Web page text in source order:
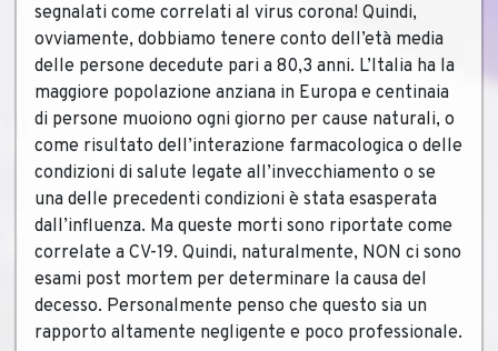
segnalati come correlati al virus corona! Quindi,
ovviamente, dobbiamo tenere conto dell’età media
delle persone decedute pari a 80,3 anni. L’Italia ha la
maggiore popolazione anziana in Europa e centinaia
di persone muoiono ogni giorno per cause naturali, o
come risultato dell’interazione farmacologica o delle
condizioni di salute legate all’invecchiamento o se
una delle precedenti condizioni è stata esasperata
dall’influenza. Ma queste morti sono riportate come
correlate a CV-19. Quindi, naturalmente, NON ci sono
esami post mortem per determinare la causa del
decesso. Personalmente penso che questo sia un
rapporto altamente negligente e poco professionale.